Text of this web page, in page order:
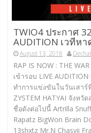
TWIO4 ประกาศ
AUDITION เวทีห
August 13, 2018
RAP IS NOW : THE
เข้ารอบ LIVE
ทำการแข่งขันในวันเสา
ZYSTEM HATYAI จังห
ชื่อดังต่อไปนี้ Artrilla
Rapatz BigWon Brain
13shxtz Mr.N Chasvii